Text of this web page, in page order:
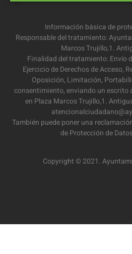
Información básica de
Responsable del tratamiento:
Marcos Trujillo,1.
Finalidad del tratamiento: Envío
Ejercicio de Derechos de Acceso,
Oposición, Limitación,
consentimiento, enviando un escrito
en Plaza Marcos Trujillo,1.
También puede poner una
de Protección de
Copyright © 2021.